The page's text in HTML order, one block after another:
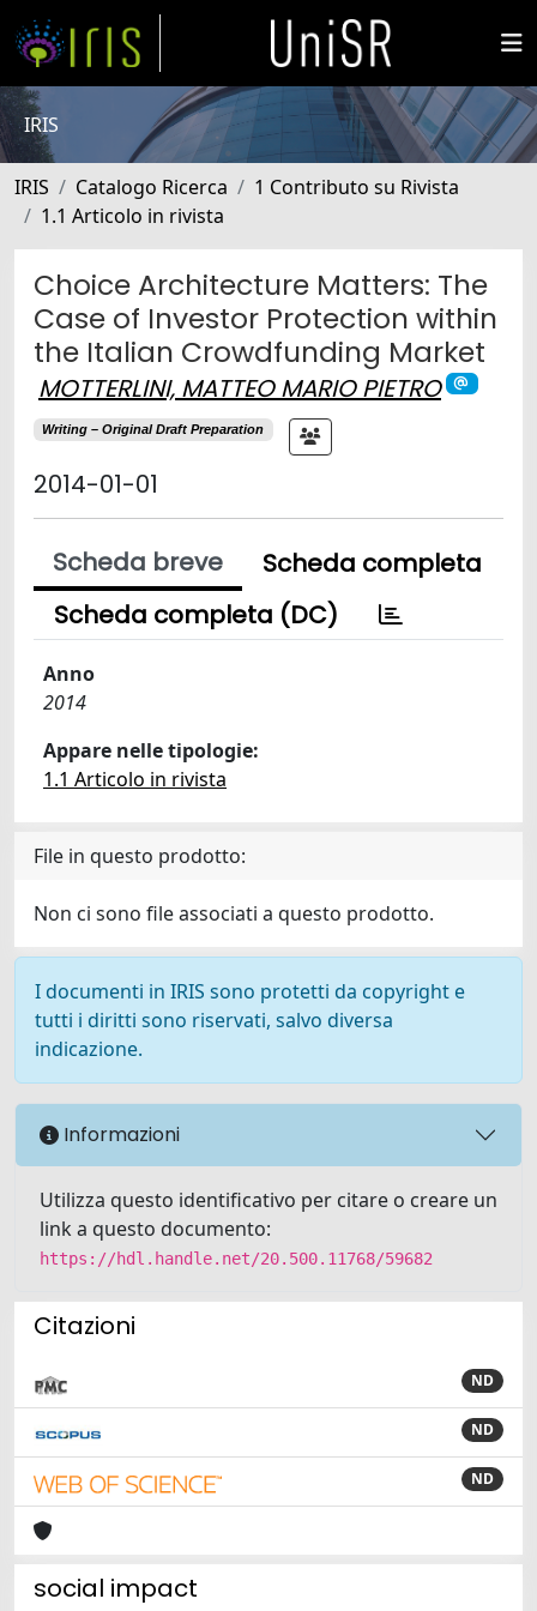
IRIS
IRIS Catalogo Ricerca
1 Contributo su Rivista
1.1 Articolo in rivista
Choice Architecture Matters: The
Case of Investor Protection within
the Italian Crowdfunding Market
MOTTERLINI, MATTEO MARIO PIETRO
Writing – Original Draft Preparation
2014-01-01
Scheda breve
Scheda completa
Scheda completa (DC)
Anno
2014
Appare nelle tipologie:
1.1 Articolo in rivista
File in questo prodotto:
Non ci sono file associati a questo prodotto.
I documenti in IRIS sono protetti da copyright e
tutti i diritti sono riservati, salvo diversa
indicazione.
Informazioni
Utilizza questo identificativo per citare o creare un
link a questo documento:
https://hdl.handle.net/20.500.11768/59682
Citazioni
ND
ND
ND
social impact